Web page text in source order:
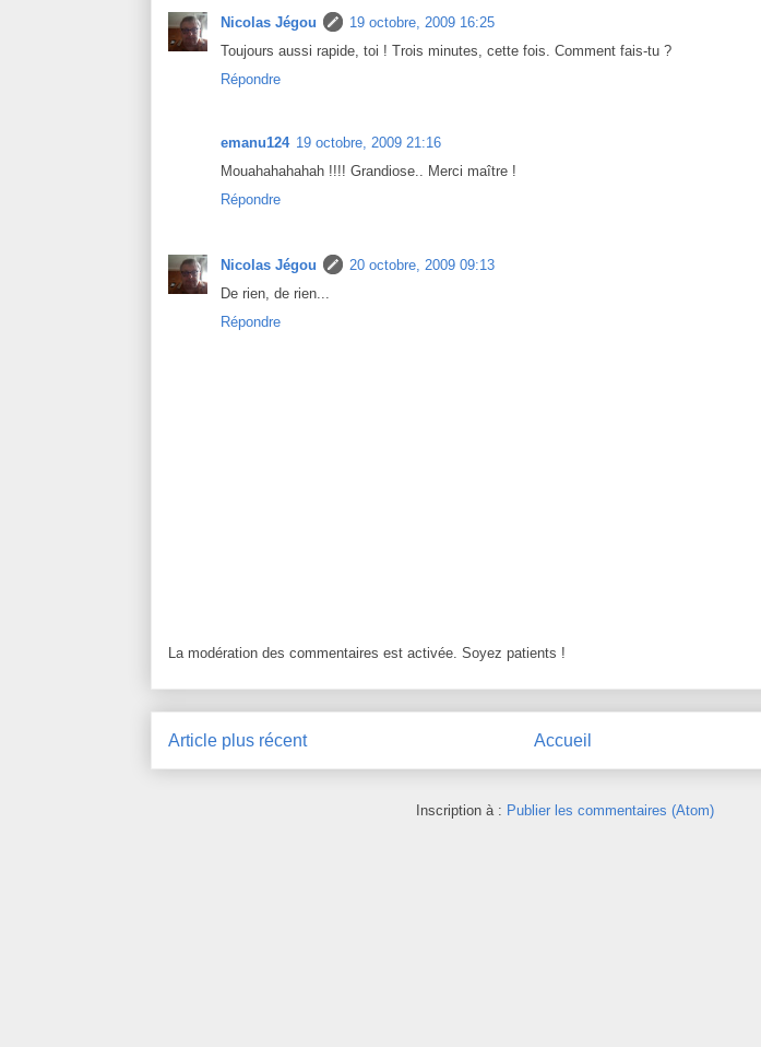
Nicolas Jégou
19 octobre, 2009 16:25
Toujours aussi rapide, toi ! Trois minutes, cette fois. Comment fais-tu ?
Répondre
emanu124 19 octobre, 2009 21:16
Mouahahahahah !!!! Grandiose.. Merci maître !
Répondre
Nicolas Jégou
20 octobre, 2009 09:13
De rien, de rien...
Répondre
La modération des commentaires est activée. Soyez patients !
Article plus récent Accueil
Inscription à : Publier les commentaires (Atom)